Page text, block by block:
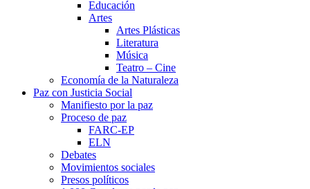
Educación
Artes
Artes Plásticas
Literatura
Música
Teatro – Cine
Economía de la Naturaleza
Paz con Justicia Social
Manifiesto por la paz
Proceso de paz
FARC-EP
ELN
Debates
Movimientos sociales
Presos políticos